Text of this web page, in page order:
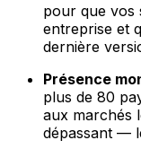
pour que vos
entreprise et
dernière
Présence
plus de 80
aux marchés
dépassant —